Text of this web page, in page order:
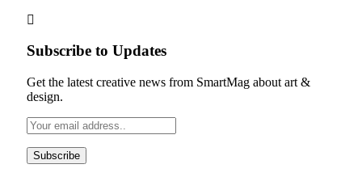
Subscribe to Updates
Get the latest creative news from SmartMag about art &
design.